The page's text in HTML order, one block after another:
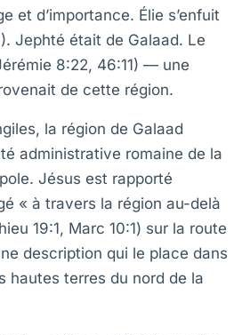
et d’importance. Élie s’enfuit
Jephté était de Galaad. Le
8:22, 46:11) — une
de cette région.
la région de Galaad
administrative romaine de la
Jésus est rapporté
« à travers la région au-delà
19:1, Marc 10:1) sur la route
description qui le place dans
hautes terres du nord de la